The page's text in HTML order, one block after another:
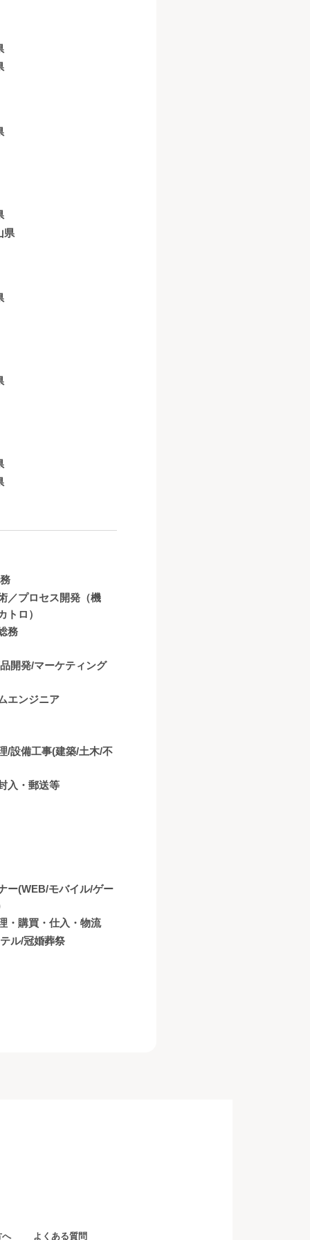
県
／プロセス開発（機
トロ）
務
開発/マーケティング
エンジニア
/設備工事(建築/土木/不
入・郵送等
ー(WEB/モバイル/ゲー
・購買・仕入・物流
ル/冠婚葬祭
へ よくある質問